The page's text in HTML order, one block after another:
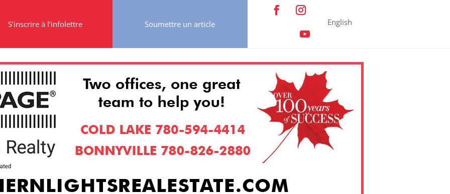
S’inscrire à l’infolettre Soumettre un article English